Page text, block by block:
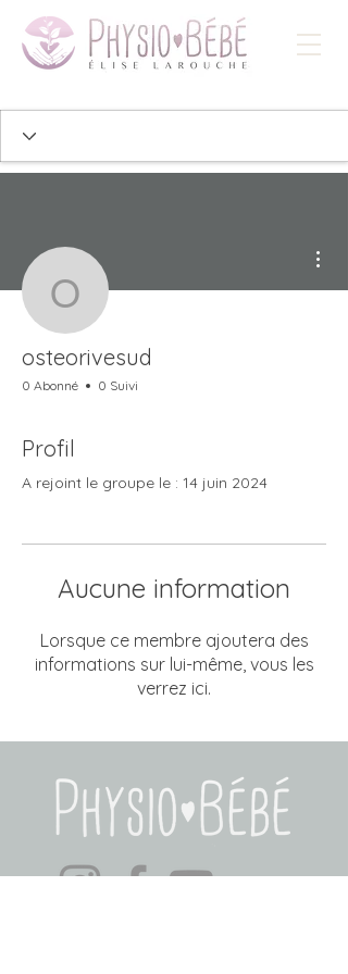
osteorivesud
osteorivesud
0 Abonné 0 Suivi
Profil
A rejoint le groupe le : 14 juin 2024
Aucune information
Lorsque ce membre ajoutera des
informations sur lui-même, vous les
verrez ici.